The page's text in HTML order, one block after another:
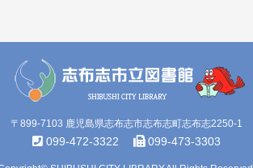
〒899-7103 鹿児島県志布志市志布志町志布志2250-1
099-472-3322 099-473-3303